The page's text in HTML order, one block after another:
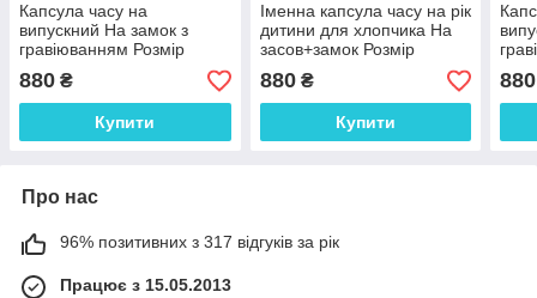
Капсула часу на
випускний На замок з
гравіюванням Розмір
36*13*11 см ціна за 1
капсулу
880 ₴
Купити
Іменна капсула часу на рік
дитини для хлопчика На
засов+замок Розмір
36*13*11 см
880₴
Купити
880
Про нас
96% позитивних з 317 відгуків за рік
Працює з 15.05.2013